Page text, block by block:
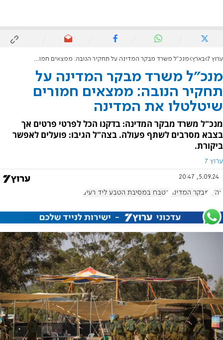
ערוץ 7 בארץ מנכ"ל משרד מבקר המדינה על תחקיר הנובה: ממצאים חמורים שיטלטלו את המדינה
מנכ"ל משרד מבקר המדינה על
תחקיר הנובה: ממצאים חמורים
שיטלטלו את המדינה
מנכ"ל משרד מבקר המדינה: בדקנו הכל לפרטי פרטים אך
בצבא מסרבים לשתף פעולה. בצה"ל הגיבו: פועלים לאפשר
ביקורת.
ערוץ 7
5.09.24, 20:47
צה"ל מבקר המדינה הטבח במסיבת הטבע ליד רעים